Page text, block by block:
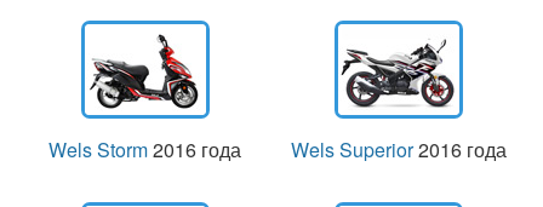
Wels Storm2016 года Wels Superior2016 года